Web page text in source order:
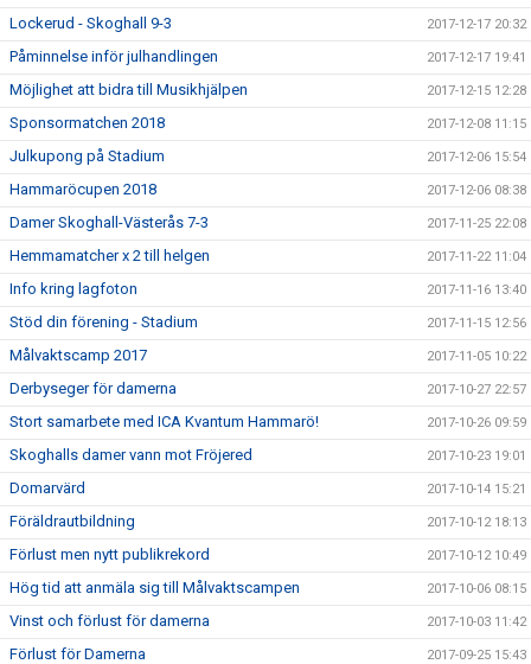
Lockerud - Skoghall 9-3 2017-12-17 20:32
Påminnelse inför julhandlingen 2017-12-17 19:41
Möjlighet att bidra till Musikhjälpen 2017-12-15 12:28
Sponsormatchen 2018 2017-12-08 11:15
Julkupong på Stadium 2017-12-06 15:54
Hammaröcupen 2018 2017-12-06 08:38
Damer Skoghall-Västerås 7-3 2017-11-25 22:08
Hemmamatcher x 2 till helgen 2017-11-22 11:04
Info kring lagfoton 2017-11-16 13:40
Stöd din förening - Stadium 2017-11-15 12:56
Målvaktscamp 2017 2017-11-05 10:22
Derbyseger för damerna 2017-10-27 22:57
Stort samarbete med ICA Kvantum Hammarö! 2017-10-26 09:59
Skoghalls damer vann mot Fröjered 2017-10-23 19:01
Domarvärd 2017-10-14 15:21
Föräldrautbildning 2017-10-12 18:13
Förlust men nytt publikrekord 2017-10-12 10:49
Hög tid att anmäla sig till Målvaktscampen 2017-10-06 08:15
Vinst och förlust för damerna 2017-10-03 11:42
Förlust för Damerna 2017-09-25 15:43